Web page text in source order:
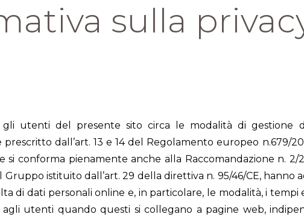
sulla
utenti del presente sito circa le modalità di gestione
dall’art. 13 e 14 del Regolamento europeo n.679/
si conforma pienamente anche alla Raccomandazione n.
istituito dall’art. 29 della direttiva n. 95/46/CE, hanno
di dati personali online e, in particolare, le modalità, i
utenti quando questi si collegano a pagine web,